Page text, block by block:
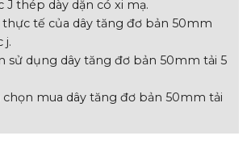
J thép dày dặn có xi mạ.
tế của dây tăng đơ bản 50mm
j.
sử dụng dây tăng đơ bản 50mm tải 5
chọn mua dây tăng đơ bản 50mm tải